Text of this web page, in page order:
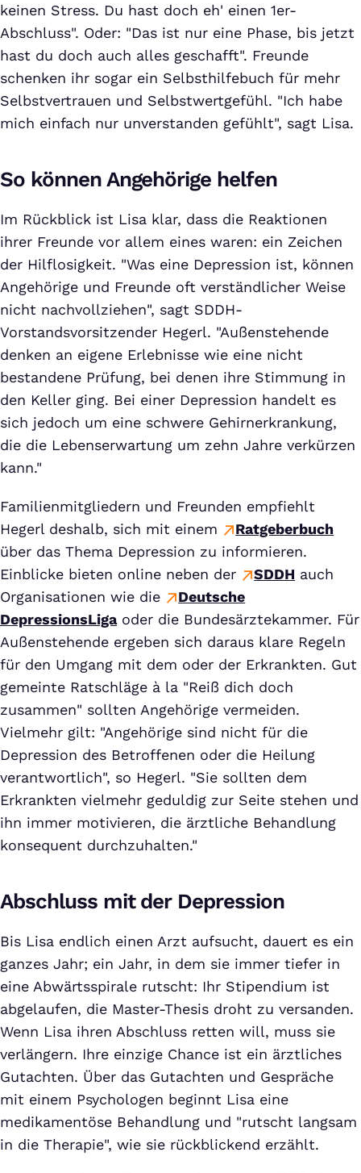
keinen Stress. Du hast doch eh' einen 1er-
Abschluss". Oder: "Das ist nur eine Phase, bis jetzt
hast du doch auch alles geschafft". Freunde
schenken ihr sogar ein Selbsthilfebuch für mehr
Selbstvertrauen und Selbstwertgefühl. "Ich habe
mich einfach nur unverstanden gefühlt", sagt Lisa.
So können Angehörige helfen
Im Rückblick ist Lisa klar, dass die Reaktionen
ihrer Freunde vor allem eines waren: ein Zeichen
der Hilflosigkeit. "Was eine Depression ist, können
Angehörige und Freunde oft verständlicher Weise
nicht nachvollziehen", sagt SDDH-
Vorstandsvorsitzender Hegerl. "Außenstehende
denken an eigene Erlebnisse wie eine nicht
bestandene Prüfung, bei denen ihre Stimmung in
den Keller ging. Bei einer Depression handelt es
sich jedoch um eine schwere Gehirnerkrankung,
die die Lebenserwartung um zehn Jahre verkürzen
kann."
Familienmitgliedern und Freunden empfiehlt
Hegerl deshalb, sich mit einem
Ratgeberbuch
über das Thema Depression zu informieren.
Einblicke bieten online neben der
SDDH auch
Organisationen wie die
Deutsche
DepressionsLigaoder die Bundesärztekammer. Für
Außenstehende ergeben sich daraus klare Regeln
für den Umgang mit dem oder der Erkrankten. Gut
gemeinte Ratschläge à la "Reiß dich doch
zusammen" sollten Angehörige vermeiden.
Vielmehr gilt: "Angehörige sind nicht für die
Depression des Betroffenen oder die Heilung
verantwortlich", so Hegerl. "Sie sollten dem
Erkrankten vielmehr geduldig zur Seite stehen und
ihn immer motivieren, die ärztliche Behandlung
konsequent durchzuhalten."
Abschluss mit der Depression
Bis Lisa endlich einen Arzt aufsucht, dauert es ein
ganzes Jahr; ein Jahr, in dem sie immer tiefer in
eine Abwärtsspirale rutscht: Ihr Stipendium ist
abgelaufen, die Master-Thesis droht zu versanden.
Wenn Lisa ihren Abschluss retten will, muss sie
verlängern. Ihre einzige Chance ist ein ärztliches
Gutachten. Über das Gutachten und Gespräche
mit einem Psychologen beginnt Lisa eine
medikamentöse Behandlung und "rutscht langsam
in die Therapie", wie sie rückblickend erzählt.